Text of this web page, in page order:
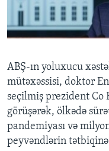
BIZI IZLƏYIN
Dillər
ABŞ-ın yoluxucu
mütəxəssisi, doktor
seçilmiş prezident Co
görüşərək, ölkədə
pandemiyası və
peyvəndlərin tətbiqinə